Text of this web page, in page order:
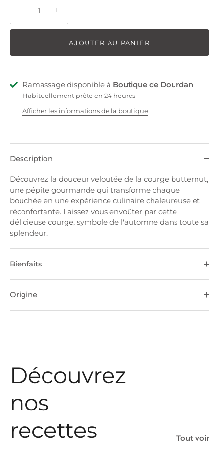
− +
AJOUTER AU PANIER
Ramassage disponible à Boutique de Dourdan
Habituellement prête en 24 heures
Afficher les informations de la boutique
Description
Découvrez la douceur veloutée de la courge butternut,
une pépite gourmande qui transforme chaque
bouchée en une expérience culinaire chaleureuse et
réconfortante. Laissez vous envoûter par cette
délicieuse courge, symbole de l'automne dans toute sa
splendeur.
Bienfaits
Origine
Découvrez
nos
recettes
Tout voir